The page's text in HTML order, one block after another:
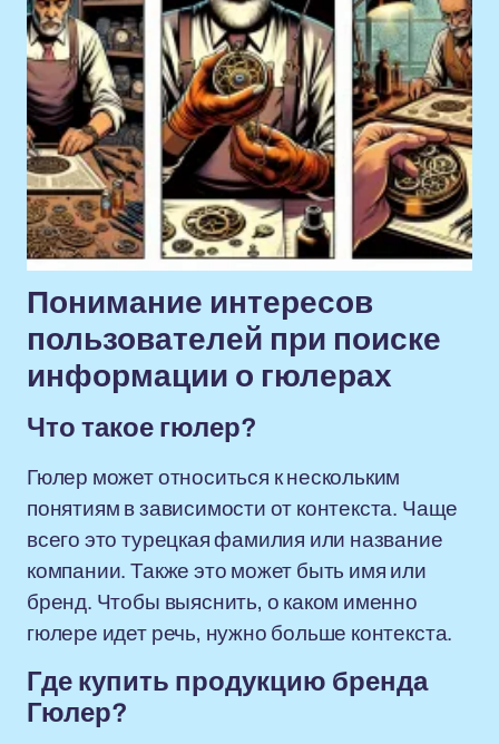
Понимание интересов
пользователей при поиске
информации о гюлерах
Что такое гюлер?
Гюлер может относиться к нескольким
понятиям в зависимости от контекста. Чаще
всего это турецкая фамилия или название
компании. Также это может быть имя или
бренд. Чтобы выяснить, о каком именно
гюлере идет речь, нужно больше контекста.
Где купить продукцию бренда
Гюлер?